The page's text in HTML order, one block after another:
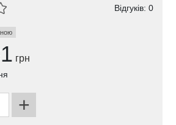
Відгуків: 0
грн
+